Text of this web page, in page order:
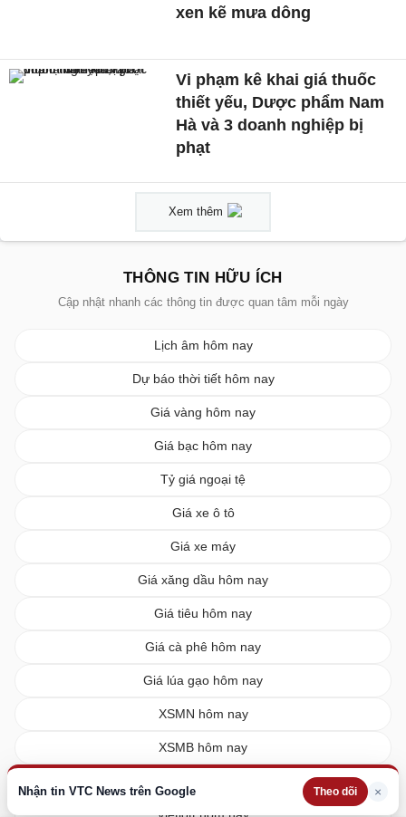
Nhận tin VTC News trên Google Theo dõi ×
xen kẽ mưa dông
Vi phạm kê khai giá thuốc
thiết yếu, Dược phẩm Nam
Hà và 3 doanh nghiệp bị
phạt
Xem thêm
THÔNG TIN HỮU ÍCH
Cập nhật nhanh các thông tin được quan tâm mỗi ngày
Lịch âm hôm nay
Dự báo thời tiết hôm nay
Giá vàng hôm nay
Giá bạc hôm nay
Tỷ giá ngoại tệ
Giá xe ô tô
Giá xe máy
Giá xăng dầu hôm nay
Giá tiêu hôm nay
Giá cà phê hôm nay
Giá lúa gạo hôm nay
XSMN hôm nay
XSMB hôm nay
Vietlott hôm nay